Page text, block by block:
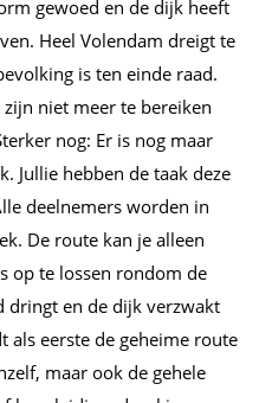
gewoed en de dijk heeft
Heel Volendam dreigt te
is ten einde raad.
niet meer te bereiken
nog: Er is nog maar
Jullie hebben de taak deze
deelnemers worden in
De route kan je alleen
op te lossen rondom de
dringt en de dijk verzwakt
als eerste de geheime route
maar ook de gehele